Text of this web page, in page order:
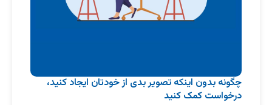
چگونه بدون اینکه تصویر بدی از خودتان ایجاد کنید،
درخواست کمک کنید